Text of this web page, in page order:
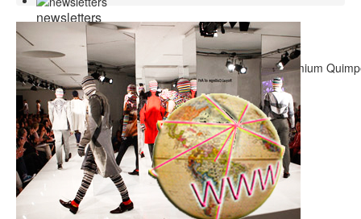
newsletters
Pronails
site vitrine salon de stylisme ongulaire Pronails Premium